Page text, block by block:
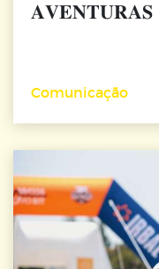
𝐀𝐕𝐄𝐍𝐓𝐔𝐑𝐀𝐒
Comunicação